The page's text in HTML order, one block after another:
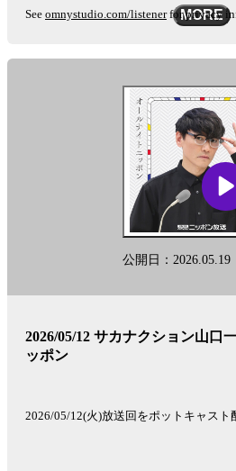
See omnystudio.com/listenerfor privacy
MORE
公開日：2026.05.19
2026/05/12 サカナクション山口
ッポン
2026/05/12(火)放送回をポットキャスト